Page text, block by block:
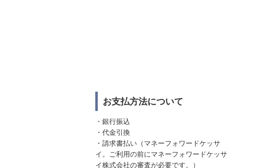
お支払方法について
・銀行振込
・代金引換
・請求書払い（マネーフォワードケッサ
イ。ご利用の前にマネーフォワードケッサ
イ株式会社の審査が必要です。）